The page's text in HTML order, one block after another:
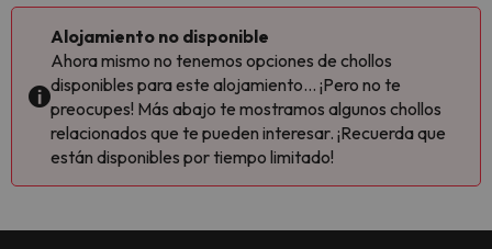
Alojamiento no disponible
Ahora mismo no tenemos opciones de chollos
disponibles para este alojamiento... ¡Pero no te
preocupes! Más abajo te mostramos algunos chollos
relacionados que te pueden interesar. ¡Recuerda que
están disponibles por tiempo limitado!